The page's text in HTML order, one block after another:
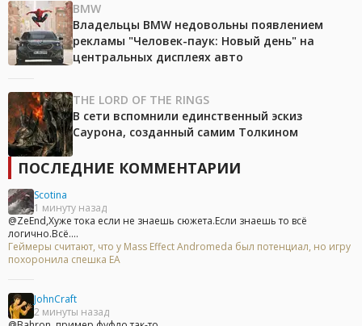
BMW
Владельцы BMW недовольны появлением
рекламы "Человек-паук: Новый день" на
центральных дисплеях авто
THE LORD OF THE RINGS
В сети вспомнили единственный эскиз
Саурона, созданный самим Толкином
ПОСЛЕДНИЕ КОММЕНТАРИИ
Scotina
1 минуту назад
@ZeEnd,Хуже тока если не знаешь сюжета.Если знаешь то всё
логично.Всё....
Геймеры считают, что у Mass Effect Andromeda был потенциал, но игру
похоронила спешка EA
JohnCraft
2 минуты назад